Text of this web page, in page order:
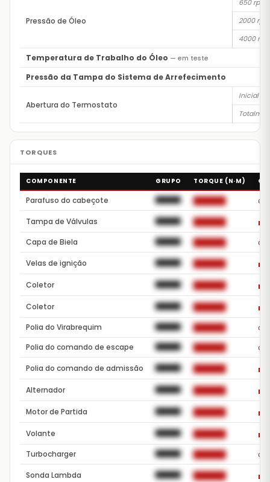
Pressão de Óleo
650 rpm
2000 rpm
4000 rpm
Temperatura de Trabalho do Óleo — em teste
Pressão da Tampa do Sistema de Arrefecimento
Abertura do Termostato
Inicial
COMPONENTE GRUPO TORQUE (N·M)
Parafuso do cabeçote ██████ ██████
Tampa de Válvulas ██████ ██████
Capa de Biela ██████ ██████
Velas de ignição ██████ ██████
Coletor ██████ ██████
Coletor ██████ ██████
Polia do Virabrequim ██████ ██████
Polia do comando de escape ██████ ██████
Polia do comando de admissão ██████ ██████
Alternador ██████ ██████
Motor de Partida ██████ ██████
Volante ██████ ██████
Turbocharger ██████ ██████
Sonda Lambda ██████ ██████